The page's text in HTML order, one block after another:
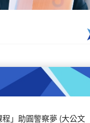
程」助圓警察夢 (大公文